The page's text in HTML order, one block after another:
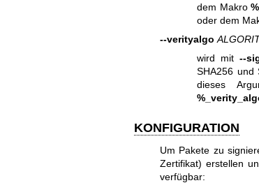
dem Makro
oder dem
--verityalgo
wird mit--
SHA256 und
dieses
KONFIGURATION
Um Pakete zu
Zertifikat) erstellen
verfügbar: